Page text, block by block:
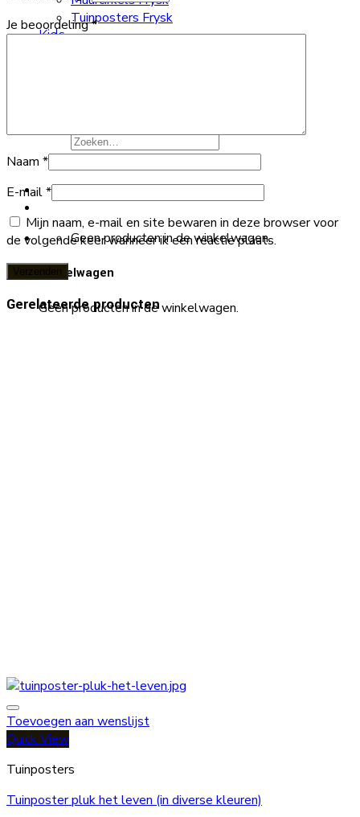
Tuinposters Frysk
Kids
Zoeken
naar:
Geen producten in de winkelwagen.
Winkelwagen
Geen producten in de winkelwagen.
Je beoordeling*
Naam *
E-mail*
Mijn naam, e-mail en site bewaren in deze browser voor
de volgende keer wanneer ik een reactie plaats.
Gerelateerde producten
Toevoegen aan wenslijst
Quick View
Tuinposters
Tuinposter pluk het leven (in diverse kleuren)